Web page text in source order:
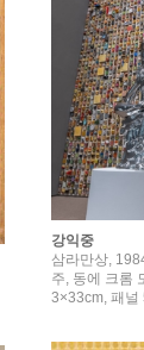
강익중
삼라만상,
주, 동에 크롬
3×33cm, 패